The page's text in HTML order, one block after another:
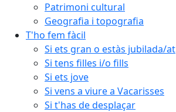
Patrimoni cultural
Geografia i topografia
T'ho fem fàcil
Si ets gran o estàs jubilada/at
Si tens filles i/o fills
Si ets jove
Si vens a viure a Vacarisses
Si t'has de desplaçar